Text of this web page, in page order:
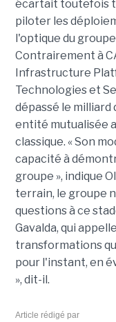
écartait toutefois
piloter les
l'optique du
Contrairement à
Infrastructure
Technologies et
dépassé le milliard
entité mutualisée
classique. « Son
capacité à
groupe », indique
terrain, le groupe
questions à ce
Gavalda, qui
transformations
pour l'instant, en
», dit-il.
Article rédigé par